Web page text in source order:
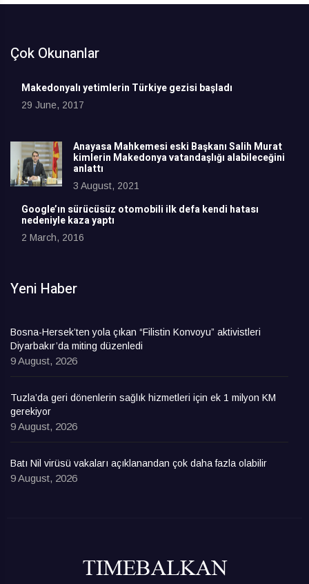
Çok Okunanlar
Makedonyalı yetimlerin Türkiye gezisi başladı
29 June, 2017
Anayasa Mahkemesi eski Başkanı Salih Murat
kimlerin Makedonya vatandaşlığı alabileceğini
anlattı
3 August, 2021
Google’ın sürücüsüz otomobili ilk defa kendi hatası
nedeniyle kaza yaptı
2 March, 2016
Yeni Haber
Bosna-Hersek’ten yola çıkan “Filistin Konvoyu” aktivistleri
Diyarbakır’da miting düzenledi
9 August, 2026
Tuzla’da geri dönenlerin sağlık hizmetleri için ek 1 milyon KM
gerekiyor
9 August, 2026
Batı Nil virüsü vakaları açıklanandan çok daha fazla olabilir
9 August, 2026